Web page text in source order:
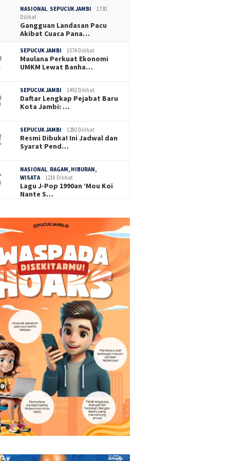
NASIONAL SEPUCUK JAMBI
1730
Dilihat
Gangguan Landasan Pacu
Akibat Cuaca Pana…
SEPUCUK JAMBI 1574 Dilihat
Maulana Perkuat Ekonomi
UMKM Lewat Banha…
SEPUCUK JAMBI 1492 Dilihat
Daftar Lengkap Pejabat Baru
Kota Jambi: …
SEPUCUK JAMBI 1280 Dilihat
Resmi Dibuka! Ini Jadwal dan
Syarat Pend…
NASIONAL RAGAM, HIBURAN,
WISATA
1218 Dilihat
Lagu J-Pop 1990an ‘Mou Koi
Nante S…